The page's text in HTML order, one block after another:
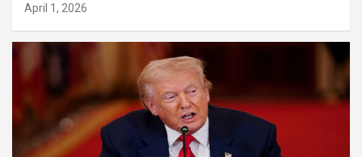
April 1, 2026